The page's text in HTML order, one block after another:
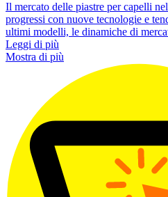
Il mercato delle piastre per capelli
progressi con nuove tecnologie e
ultimi modelli, le dinamiche di
Leggi di più
Mostra di più